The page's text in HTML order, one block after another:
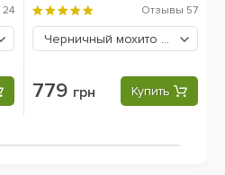
24
270 грамм
Отзывы 57
Черничный мохито
779 грн
779 грн Купить